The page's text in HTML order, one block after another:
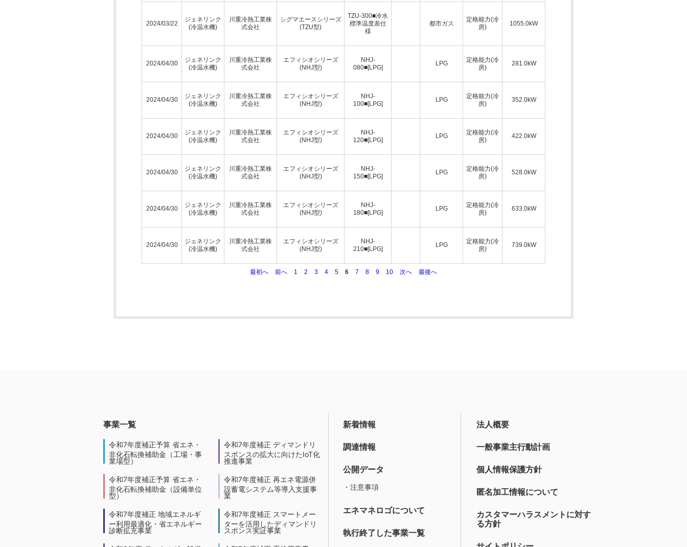
2024/03/22
ジェネリンク
(冷温水機)
川重冷熱工業株
式会社
シグマエースシリーズ
(TZU型)
TZU-300■冷水
標準温度差仕
様
都市ガス
定格能力(冷
房)
1055.0kW
2024/04/30
ジェネリンク
(冷温水機)
川重冷熱工業株
式会社
エフィシオシリーズ
(NHJ型)
NHJ-
080■[LPG]
LPG
定格能力(冷
房)
281.0kW
2024/04/30
ジェネリンク
(冷温水機)
川重冷熱工業株
式会社
エフィシオシリーズ
(NHJ型)
NHJ-
100■[LPG]
LPG
定格能力(冷
房)
352.0kW
2024/04/30
ジェネリンク
(冷温水機)
川重冷熱工業株
式会社
エフィシオシリーズ
(NHJ型)
NHJ-
120■[LPG]
LPG
定格能力(冷
房)
422.0kW
2024/04/30
ジェネリンク
(冷温水機)
川重冷熱工業株
式会社
エフィシオシリーズ
(NHJ型)
NHJ-
150■[LPG]
LPG
定格能力(冷
房)
528.0kW
2024/04/30
ジェネリンク
(冷温水機)
川重冷熱工業株
式会社
エフィシオシリーズ
(NHJ型)
NHJ-
180■[LPG]
LPG
定格能力(冷
房)
633.0kW
2024/04/30
ジェネリンク
(冷温水機)
川重冷熱工業株
式会社
エフィシオシリーズ
(NHJ型)
NHJ-
210■[LPG]
LPG
定格能力(冷
房)
739.0kW
最初へ 前へ 1 2 3 4 5 6 7 8 9 10 次へ 最後へ
事業一覧
令和7年度補正予算 省エネ・
非化石転換補助金（工場・事
業場型）
令和7年度補正予算 省エネ・
非化石転換補助金（設備単位
型）
令和7年度補正 地域エネルギ
ー利用最適化・省エネルギー
診断拡充事業
令和7年度補正 ディマンドリ
スポンスの拡大に向けたIoT化
推進事業
令和7年度補正 再エネ電源併
設蓄電システム等導入支援事
業
令和7年度補正 スマートメー
ターを活用したディマンドリ
スポンス実証事業
新着情報
調達情報
公開データ
・注意事項
エネマネロゴについて
執行終了した事業一覧
法人概要
一般事業主行動計画
個人情報保護方針
匿名加工情報について
カスタマーハラスメントに対す
る方針